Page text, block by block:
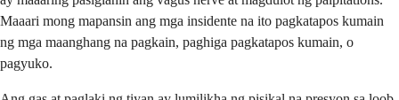
Maaari mong mapansin ang mga insidente na ito pagkatapos kumain
ng mga maanghang na pagkain, paghiga pagkatapos kumain, o
pagyuko.